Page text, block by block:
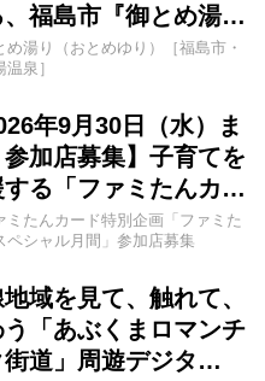
、福島市『御とめ湯…
め湯り（おとめゆり）［福島市・
温泉］
年9月30日（水）ま
参加店募集】子育てを
する「ファミたんカ…
ミたんカード特別企画「ファミた
ペシャル月間」参加店募集
域を見て、触れて、
う「あぶくまロマンチ
街道」周遊デジタ…